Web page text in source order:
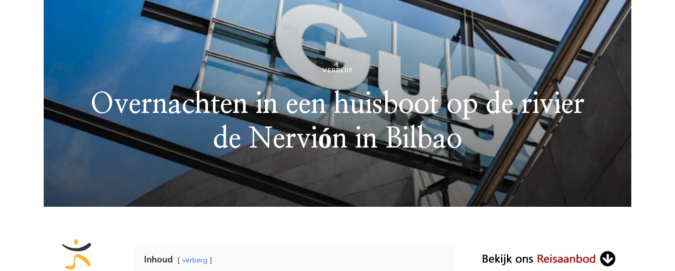
VERBLIJF
Overnachten in een huisboot op de rivier
de Nervión in Bilbao
Inhoud verberg